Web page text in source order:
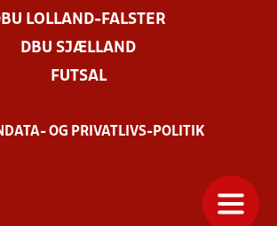
LOLLAND-FALSTER
DBU SJÆLLAND
FUTSAL
OG PRIVATLIVS-POLITIK